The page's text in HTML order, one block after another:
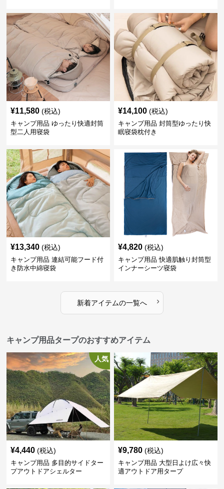
¥11,580 (税込)
キャンプ用品 ゆったり快適封筒
型二人用寝袋
¥14,100 (税込)
キャンプ用品 封筒型ゆったり快
眠寝袋枕付き
¥13,340 (税込)
キャンプ用品 連結可能フード付
き防水中綿寝袋
¥4,820 (税込)
キャンプ用品 快適肌触り封筒型
インナーシーツ寝袋
新着アイテムの一覧へ ›
キャンプ用品タープのおすすめアイテム
人気
¥4,440 (税込)
キャンプ用品 多目的サイドター
プアウトドアシェルター
¥9,780 (税込)
キャンプ用品 大型日よけ広々快
適アウトドア用タープ